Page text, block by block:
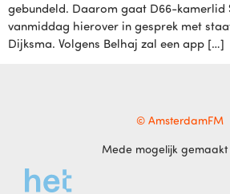
gebundeld. Daarom gaat D66-kamerlid
vanmiddag hierover in gesprek met
Dijksma. Volgens Belhaj zal een app […]
© AmsterdamFM
Mede mogelijk gemaakt